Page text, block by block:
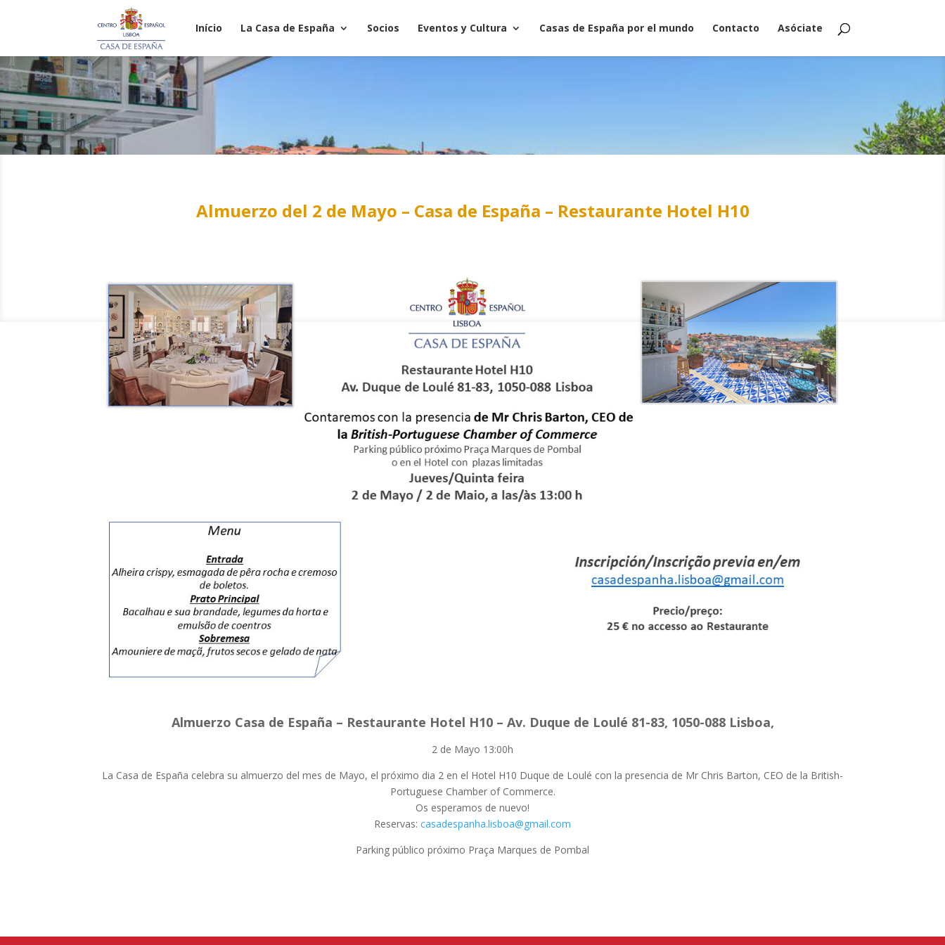
Início La Casa de España Socios Eventos y Cultura Casas de España por el mundo Contacto Asóciate
Almuerzo del 2 de Mayo – Casa de España – Restaurante Hotel H10
Almuerzo Casa de España – Restaurante Hotel H10 – Av. Duque de Loulé 81-83, 1050-088 Lisboa,
2 de Mayo 13:00h
La Casa de España celebra su almuerzo del mes de Mayo, el próximo dia 2 en el Hotel H10 Duque de Loulé con la presencia de Mr Chris Barton, CEO de la British-
Portuguese Chamber of Commerce.
Os esperamos de nuevo!
Reservas: casadespanha.lisboa@gmail.com
Parking público próximo Praça Marques de Pombal